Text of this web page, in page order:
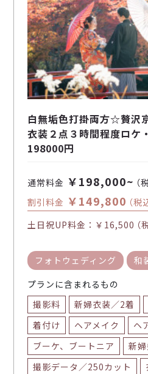
白無垢色打掛両方☆贅沢
衣装２点３時間程度ロケ
198000円
通常料金 ￥198,000~（
割引料金 ￥149,800（税
土日祝UP料金： ￥16,500（
フォトウェディング 和
プランに含まれるもの
撮影料
新婦衣装／2着
着付け
ヘアメイク
ヘ
ブーケ、ブートニア
新
撮影データ／250カット